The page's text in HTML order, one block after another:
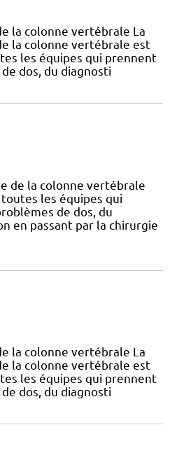
la colonne vertébrale La
la colonne vertébrale est
les équipes qui prennent
dos, du diagnosti
de la colonne vertébrale
les équipes qui
de dos, du
en passant par la chirurgie
la colonne vertébrale La
la colonne vertébrale est
les équipes qui prennent
dos, du diagnosti